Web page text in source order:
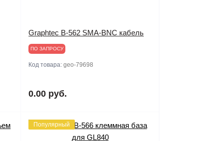
Graphtec B-562 SMA-BNC кабель
ПО ЗАПРОСУ
Код товара:geo-79698
0.00 руб.
Популярный